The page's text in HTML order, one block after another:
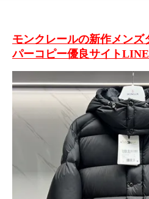
モンクレールの新作メンズ
パーコピー優良サイト